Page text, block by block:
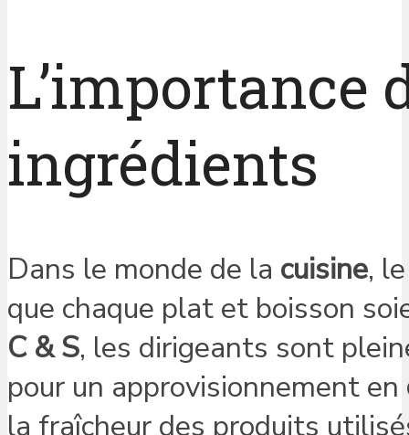
L’importance
ingrédients
Dans le monde de la cuisine,
que chaque plat et boisson
C & S, les dirigeants sont
pour un approvisionnement en
la fraîcheur des produits